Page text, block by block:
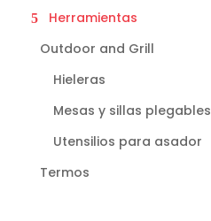
Herramientas
Outdoor and Grill
Hieleras
Mesas y sillas plegables
Utensilios para asador
Termos